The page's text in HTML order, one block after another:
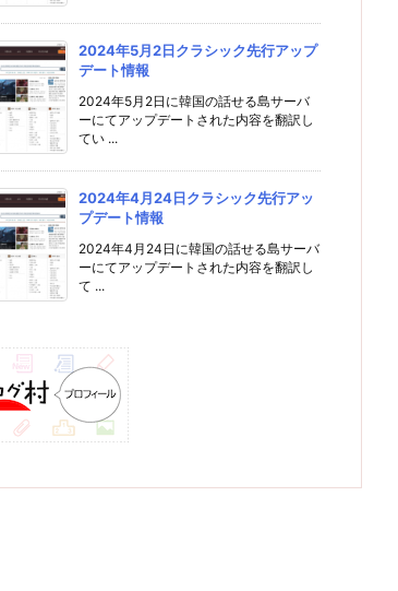
2024年5月2日クラシック先行アップ
デート情報
2024年5月2日に韓国の話せる島サーバ
ーにてアップデートされた内容を翻訳し
てい ...
2024年4月24日クラシック先行アッ
プデート情報
2024年4月24日に韓国の話せる島サーバ
ーにてアップデートされた内容を翻訳し
て ...